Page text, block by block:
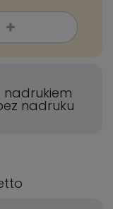
nadrukiem
nadruku